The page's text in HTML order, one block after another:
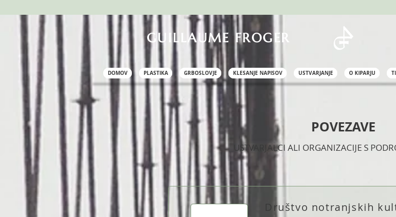
GUILLAUME FROGER
DOMOV PLASTIKA GRBOSLOVJE KLESANJE NAPISOV USTVARJANJE O KIPARJU
POVEZAVE
USTVARJALCI ALI ORGANIZACIJE S
Društvo notranjskih